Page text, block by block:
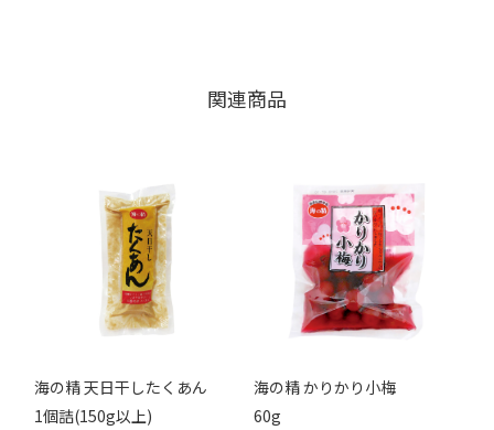
関連商品
海の精 天日干したくあん
1個詰(150g以上)
海の精 かりかり小梅
60g